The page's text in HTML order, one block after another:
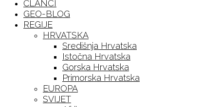
ČLANCI
GEO-BLOG
REGIJE
HRVATSKA
Središnja Hrvatska
Istočna Hrvatska
Gorska Hrvatska
Primorska Hrvatska
EUROPA
SVIJET